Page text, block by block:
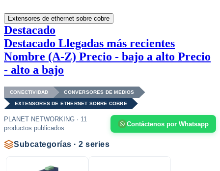
Extensores de ethernet sobre cobre
Destacado
Destacado Llegadas más recientes
Nombre (A-Z) Precio - bajo a alto Precio
- alto a bajo
CONECTIVIDAD CONVERSORES DE MEDIOS
EXTENSORES DE ETHERNET SOBRE COBRE
PLANET NETWORKING · 11
productos publicados
Contáctenos por Whatsapp
Subcategorías · 2 series